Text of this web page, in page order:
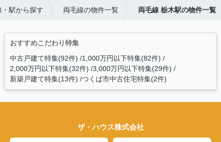
・駅から探す 両毛線の物件一覧 両毛線 栃木駅の物件一覧
おすすめこだわり特集
中古戸建て特集(92件) 1,000万円以下特集(82件)
2,000万円以下特集(32件) 3,000万円以下特集(29件)
新築戸建て特集(13件) つくば市中古住宅特集(2件)
ザ・ハウス株式会社